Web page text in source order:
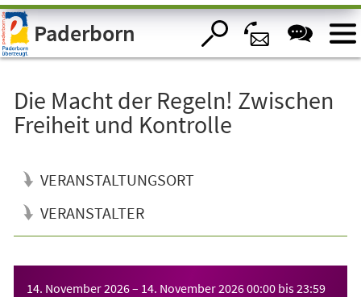
Visuelle
Assistenzsoftware
öffnen.Paderborn
Die Macht der Regeln! Zwischen
Freiheit und Kontrolle
VERANSTALTUNGSORT
VERANSTALTER
14. November 2026– 14. November 202600:00 bis23:59